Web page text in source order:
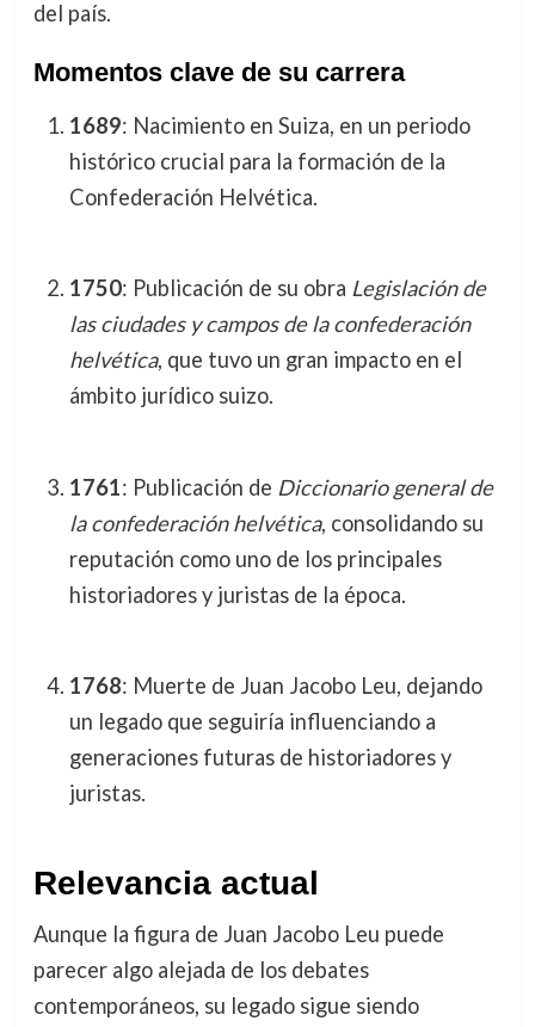
del país.
Momentos clave de su carrera
1689: Nacimiento en Suiza, en un periodo
histórico crucial para la formación de la
Confederación Helvética.
1750: Publicación de su obra Legislación de
las ciudades y campos de la confederación
helvética, que tuvo un gran impacto en el
ámbito jurídico suizo.
1761: Publicación de Diccionario general de
la confederación helvética, consolidando su
reputación como uno de los principales
historiadores y juristas de la época.
1768: Muerte de Juan Jacobo Leu, dejando
un legado que seguiría influenciando a
generaciones futuras de historiadores y
juristas.
Relevancia actual
Aunque la figura de Juan Jacobo Leu puede
parecer algo alejada de los debates
contemporáneos, su legado sigue siendo